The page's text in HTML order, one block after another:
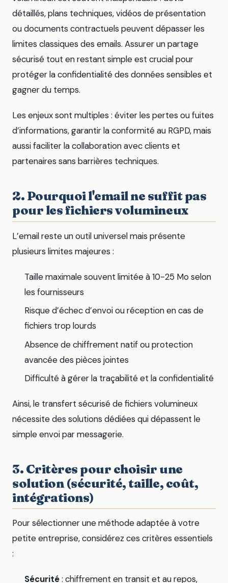
détaillés, plans techniques, vidéos de présentation
ou documents contractuels peuvent dépasser les
limites classiques des emails. Assurer un partage
sécurisé tout en restant simple est crucial pour
protéger la confidentialité des données sensibles et
gagner du temps.
Les enjeux sont multiples : éviter les pertes ou fuites
d’informations, garantir la conformité au RGPD, mais
aussi faciliter la collaboration avec clients et
partenaires sans barrières techniques.
2. Pourquoi l'email ne suffit pas
pour les fichiers volumineux
L’email reste un outil universel mais présente
plusieurs limites majeures :
Taille maximale souvent limitée à 10-25 Mo selon
les fournisseurs
Risque d’échec d’envoi ou réception en cas de
fichiers trop lourds
Absence de chiffrement natif ou protection
avancée des pièces jointes
Difficulté à gérer la traçabilité et la confidentialité
Ainsi, le transfert sécurisé de fichiers volumineux
nécessite des solutions dédiées qui dépassent le
simple envoi par messagerie.
3. Critères pour choisir une
solution (sécurité, taille, coût,
intégrations)
Pour sélectionner une méthode adaptée à votre
petite entreprise, considérez ces critères essentiels
:
Sécurité: chiffrement en transit et au repos,